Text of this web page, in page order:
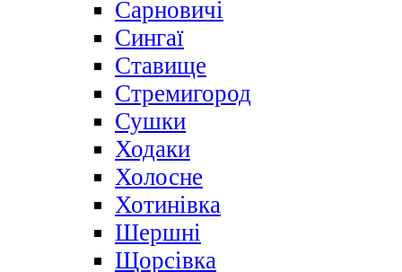
Сарновичі
Сингаї
Ставище
Стремигород
Сушки
Ходаки
Холосне
Хотинівка
Шершні
Щорсівка